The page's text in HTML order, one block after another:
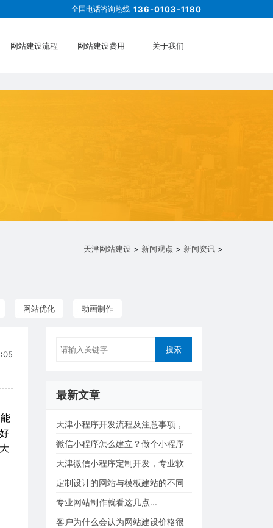
全国电话咨询热线 136-0103-1180
网站建设流程 网站建设费用 关于我们
天津网站建设 > 新闻观点 > 新闻资讯 >
网站优化 动画制作
最新文章
天津小程序开发流程及注意事项，
小程序开发费...
微信小程序怎么建立？做个小程序
的方式有哪些...
天津微信小程序定制开发，专业软
件建设运营售...
定制设计的网站与模板建站的不同
之处...
专业网站制作就看这几点...
客户为什么会认为网站建设价格很